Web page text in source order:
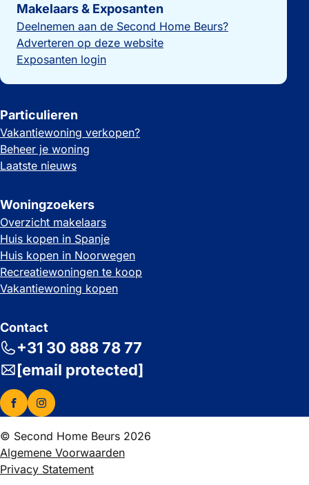
Makelaars & Exposanten
Deelnemen aan de Second Home Beurs?
Adverteren op deze website
Exposanten login
Particulieren
Vakantiewoning verkopen?
Beheer je woning
Laatste nieuws
Woningzoekers
Overzicht makelaars
Huis kopen in Spanje
Huis kopen in Noorwegen
Recreatiewoningen te koop
Vakantiewoning kopen
Contact
+31 30 888 78 77
[email protected]
© Second Home Beurs 2026
Algemene Voorwaarden
Privacy Statement